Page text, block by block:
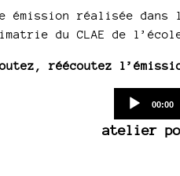
émission réalisée dans
du CLAE de
réécoutez
Current
00:00
atelier